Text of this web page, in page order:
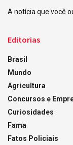
A notícia que você
Editorias
Brasil
Mundo
Agricultura
Concursos e
Curiosidades
Fama
Fatos Policiais